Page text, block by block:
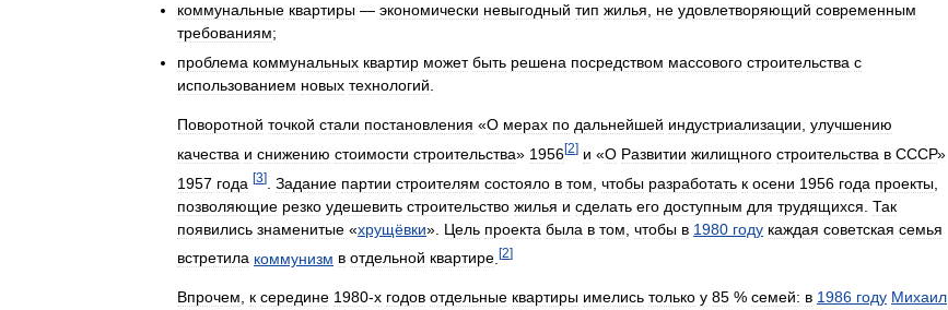
коммунальные квартиры — экономически невыгодный тип жилья, не удовлетворяющий современным
требованиям;
проблема коммунальных квартир может быть решена посредством массового строительства с
использованием новых технологий.
Поворотной точкой стали постановления «О мерах по дальнейшей индустриализации, улучшению
качества и снижению стоимости строительства» 1956[2] и «О Развитии жилищного строительства в СССР»
1957 года [3] Задание партии строителям состояло в том чтобы разработать к осени 1956 года проекты
позволяющие резко удешевить строительство жилья и сделать его доступным для трудящихся Так
появились знаменитые «хрущёвки». Цель проекта была в том чтобы в 1980 году каждая советская семья
встретила коммунизм в отдельной квартире [2]
Впрочем, к середине 1980-х годов отдельные квартиры имелись только у 85 % семей: в 1986 году Михаил